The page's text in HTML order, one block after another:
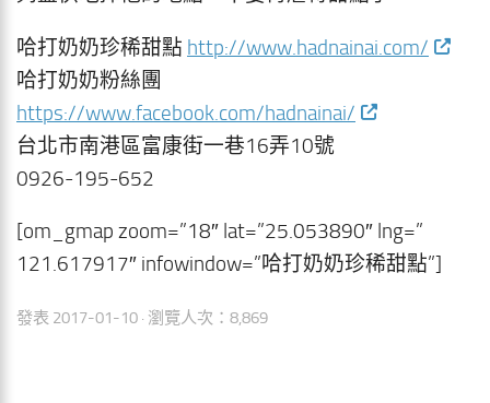
哈打奶奶珍稀甜點 http://www.hadnainai.com/
哈打奶奶粉絲團
https://www.facebook.com/hadnainai/
台北市南港區富康街一巷16弄10號
0926-195-652
[om_gmap zoom=”18″ lat=”25.053890″ lng=”
121.617917″ infowindow=”哈打奶奶珍稀甜點”]
發表 2017-01-10 · 瀏覽人次：8,869